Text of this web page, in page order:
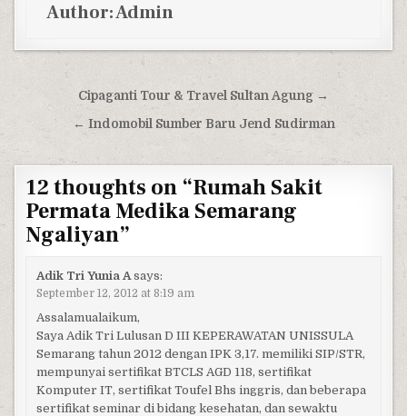
Author:Admin
Post navigation
Cipaganti Tour & Travel Sultan Agung →
← Indomobil Sumber Baru Jend Sudirman
12 thoughts on “Rumah Sakit
Permata Medika Semarang
Ngaliyan”
Adik Tri Yunia A says:
September 12, 2012 at 8:19 am
Assalamualaikum,
Saya Adik Tri Lulusan D III KEPERAWATAN UNISSULA
Semarang tahun 2012 dengan IPK 3,17. memiliki SIP/STR,
mempunyai sertifikat BTCLS AGD 118, sertifikat
Komputer IT, sertifikat Toufel Bhs inggris, dan beberapa
sertifikat seminar di bidang kesehatan, dan sewaktu